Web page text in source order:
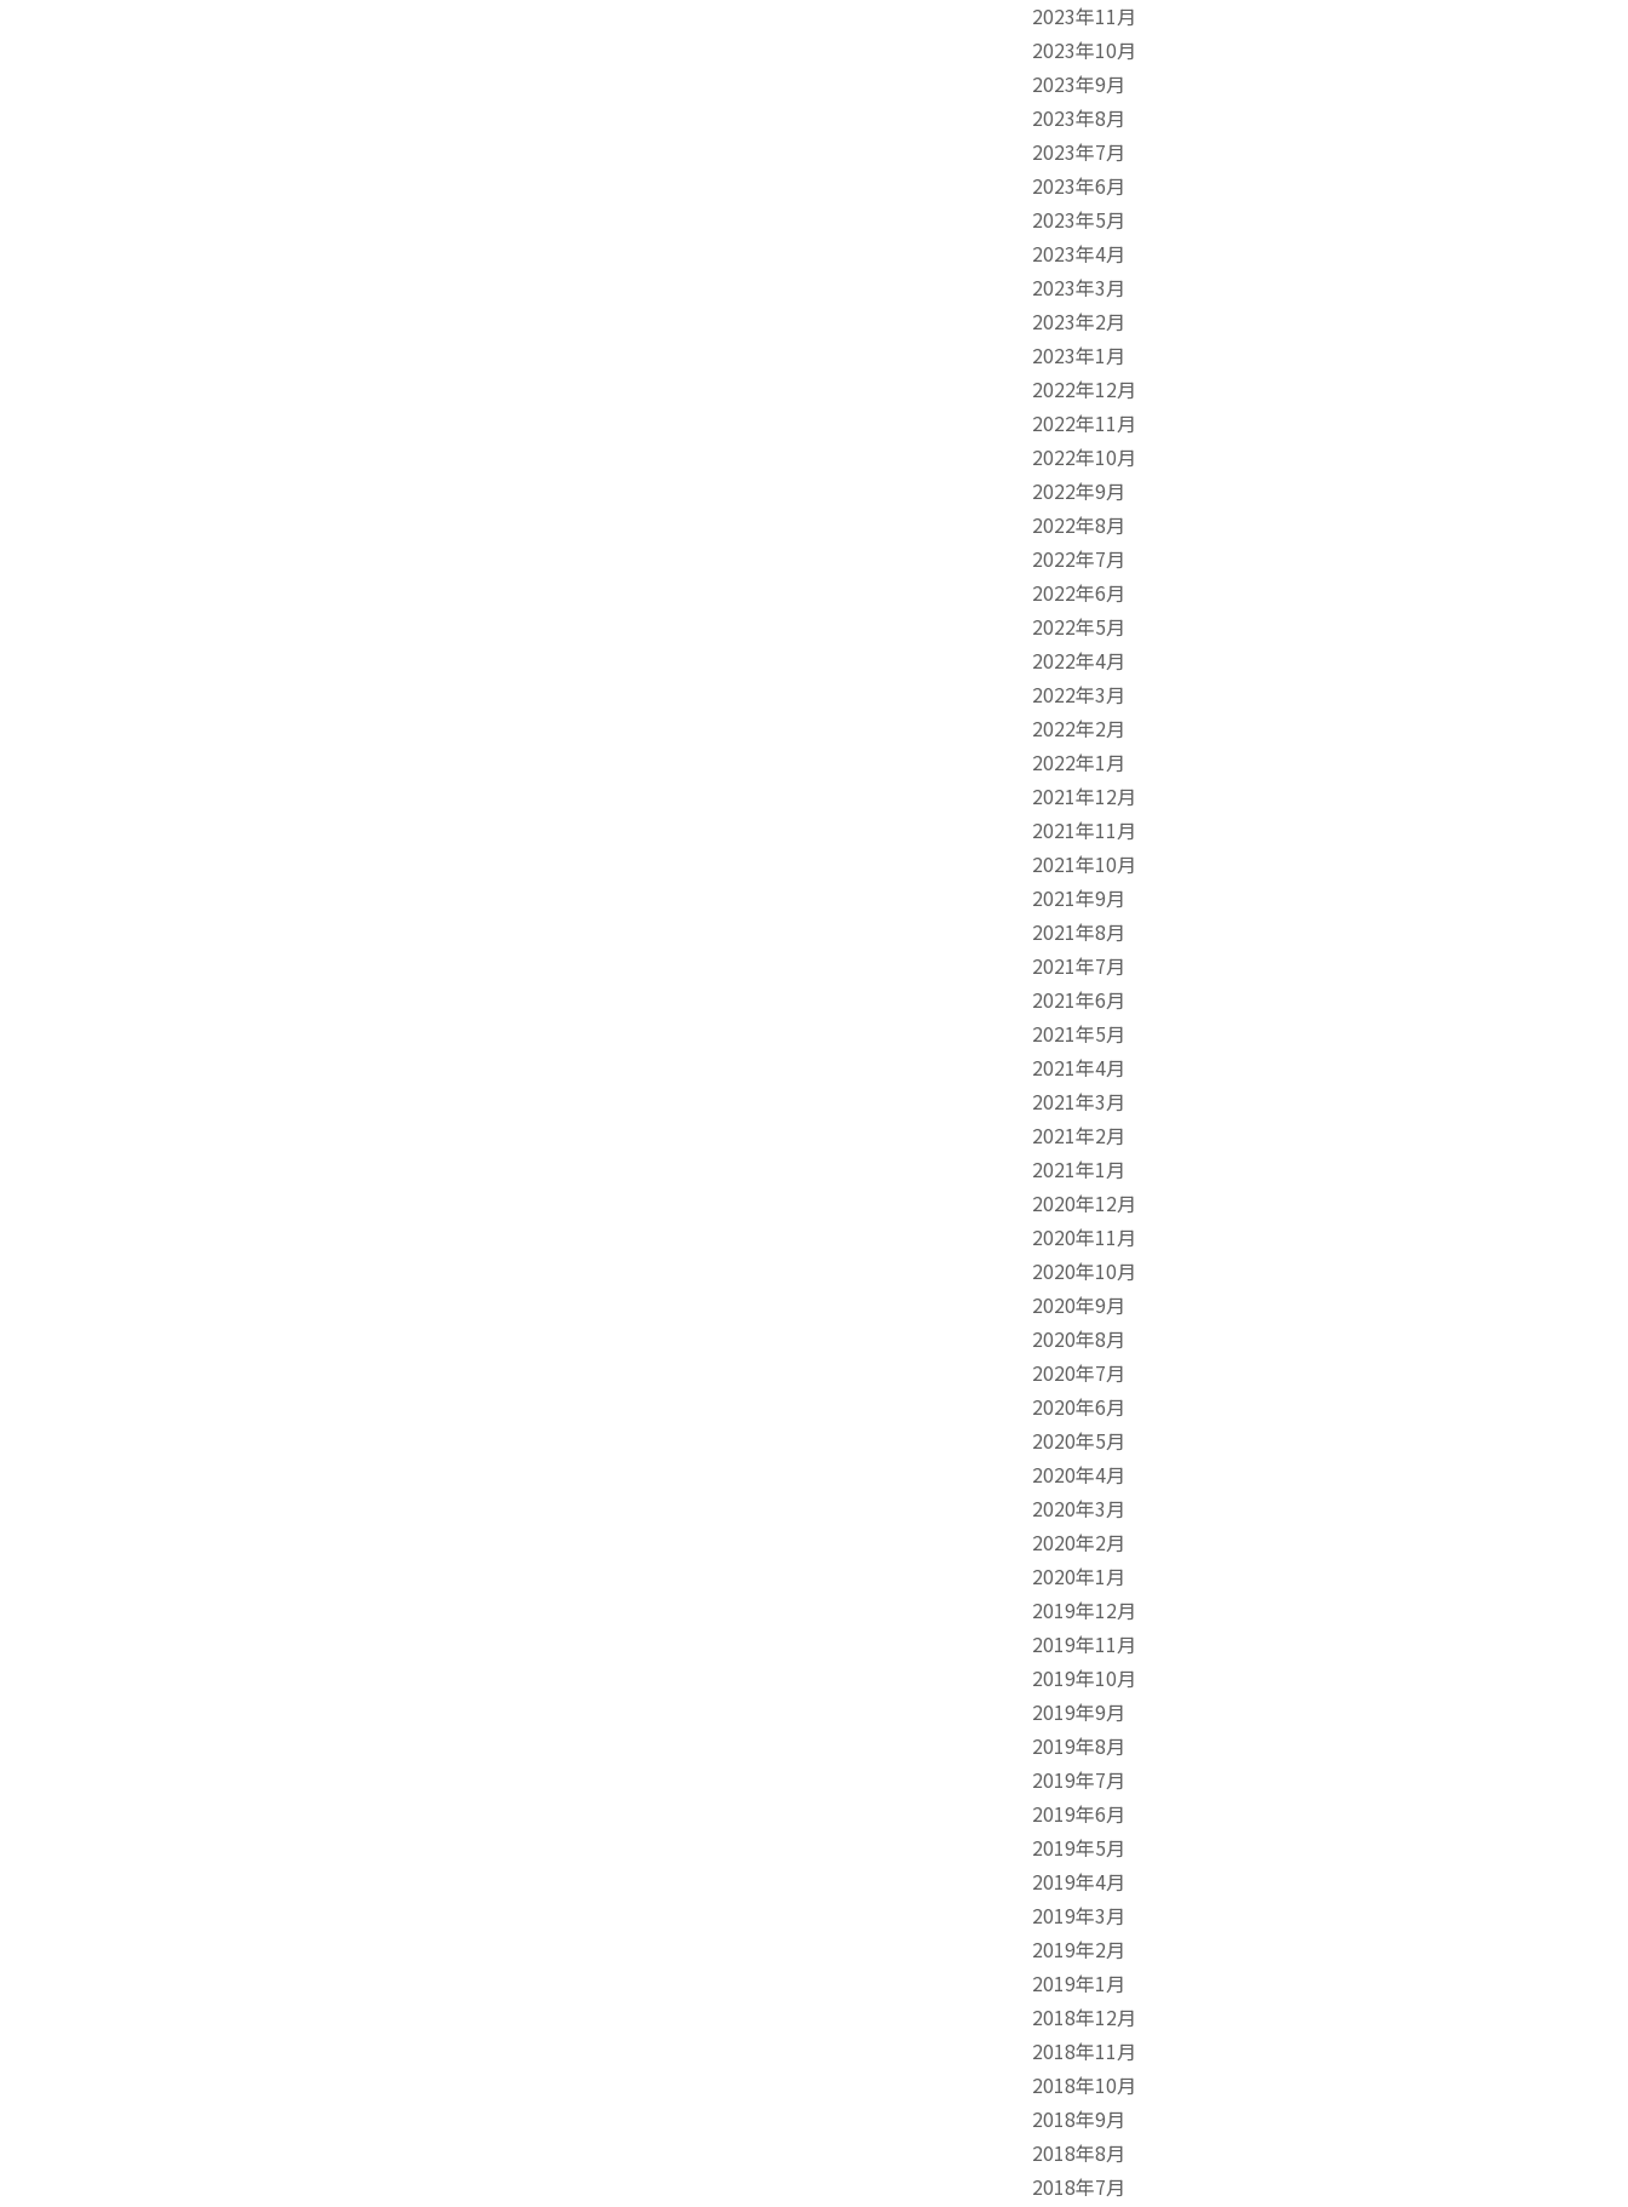
2023年11月
2023年10月
2023年9月
2023年8月
2023年7月
2023年6月
2023年5月
2023年4月
2023年3月
2023年2月
2023年1月
2022年12月
2022年11月
2022年10月
2022年9月
2022年8月
2022年7月
2022年6月
2022年5月
2022年4月
2022年3月
2022年2月
2022年1月
2021年12月
2021年11月
2021年10月
2021年9月
2021年8月
2021年7月
2021年6月
2021年5月
2021年4月
2021年3月
2021年2月
2021年1月
2020年12月
2020年11月
2020年10月
2020年9月
2020年8月
2020年7月
2020年6月
2020年5月
2020年4月
2020年3月
2020年2月
2020年1月
2019年12月
2019年11月
2019年10月
2019年9月
2019年8月
2019年7月
2019年6月
2019年5月
2019年4月
2019年3月
2019年2月
2019年1月
2018年12月
2018年11月
2018年10月
2018年9月
2018年8月
2018年7月